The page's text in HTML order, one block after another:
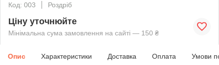
Код: 003
Роздріб
Ціну уточнюйте
Мінімальна сума замовлення на сайті — 150 ₴
Опис Характеристики Доставка Оплата Умови